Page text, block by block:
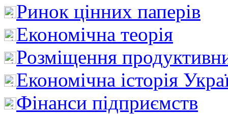
Ринок цінних паперів
Економічна теорія
Розміщення
Економічна історія
Фінанси підприємств